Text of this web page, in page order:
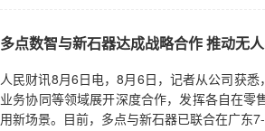
多点数智与新石器达成战略合作 推动无
人民财讯8月6日电，8月6日，记者从公司获
业务协同等领域展开深度合作，发挥各自在
用新场景。目前，多点与新石器已联合在广东